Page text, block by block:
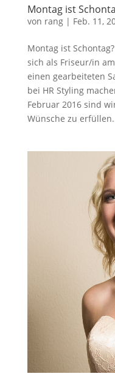
Montag ist
von rang| Feb. 11,
Montag ist
sich als Friseur/in
einen gearbeiteten
bei HR Styling
Februar 2016 sind
Wünsche zu